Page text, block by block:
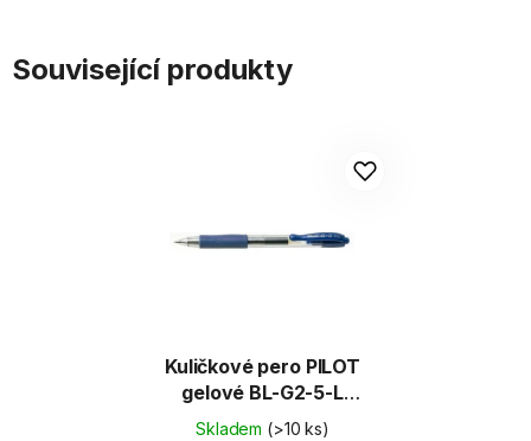
Související produkty
Kuličkové pero PILOT
gelové BL-G2-5-L
modré
Skladem (>10 ks)